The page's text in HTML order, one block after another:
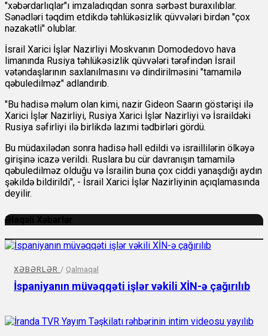
"xəbərdarlıqlar"ı imzaladıqdan sonra sərbəst buraxılıblar.
Sənədləri təqdim etdikdə təhlükəsizlik qüvvələri birdən "çox
nəzakətli" olublar.
İsrail Xarici İşlər Nazirliyi Moskvanın Domodedovo hava
limanında Rusiya təhlükəsizlik qüvvələri tərəfindən İsrail
vətəndaşlarının saxlanılmasını və dindirilməsini "tamamilə
qəbuledilməz" adlandırıb.
"Bu hadisə məlum olan kimi, nazir Gideon Saarın göstərişi ilə
Xarici İşlər Nazirliyi, Rusiya Xarici İşlər Nazirliyi və İsraildəki
Rusiya səfirliyi ilə birlikdə lazımi tədbirləri gördü.
Bu müdaxilədən sonra hadisə həll edildi və israillilərin ölkəyə
girişinə icazə verildi. Ruslara bu cür davranışın tamamilə
qəbuledilməz olduğu və İsrailin buna çox ciddi yanaşdığı aydın
şəkildə bildirildi", - İsrail Xarici İşlər Nazirliyinin açıqlamasında
deyilir.
Əlaqəli Xəbərlər
XƏBƏRLƏR / Qalmaqal
İspaniyanın müvəqqəti işlər vəkili XİN-ə çağırılıb